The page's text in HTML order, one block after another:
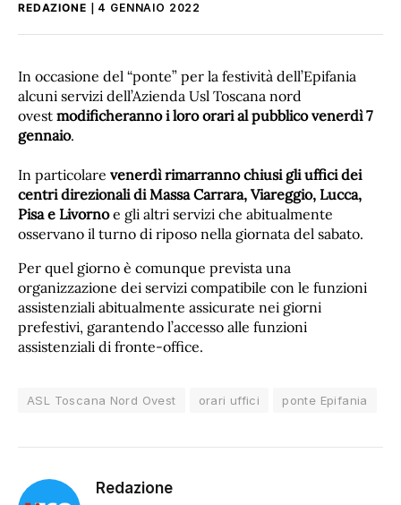
REDAZIONE 4 GENNAIO 2022
In occasione del “ponte” per la festività dell’Epifania
alcuni servizi dell’Azienda Usl Toscana nord
ovest modificheranno i loro orari al pubblico venerdì 7
gennaio.
In particolare venerdì rimarranno chiusi gli uffici dei
centri direzionali di Massa Carrara, Viareggio, Lucca,
Pisa e Livornoe gli altri servizi che abitualmente
osservano il turno di riposo nella giornata del sabato.
Per quel giorno è comunque prevista una
organizzazione dei servizi compatibile con le funzioni
assistenziali abitualmente assicurate nei giorni
prefestivi, garantendo l’accesso alle funzioni
assistenziali di fronte-office.
ASL Toscana Nord Ovest orari uffici ponte Epifania
Redazione